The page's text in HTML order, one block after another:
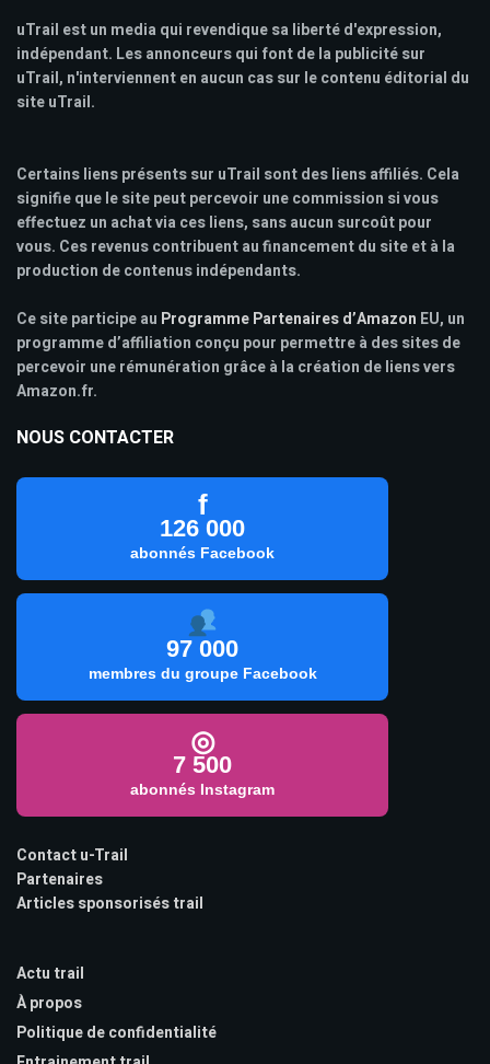
uTrail est un media qui revendique sa liberté d'expression,
indépendant. Les annonceurs qui font de la publicité sur
uTrail, n'interviennent en aucun cas sur le contenu éditorial du
site uTrail.
Certains liens présents sur uTrail sont des liens affiliés. Cela
signifie que le site peut percevoir une commission si vous
effectuez un achat via ces liens, sans aucun surcoût pour
vous. Ces revenus contribuent au financement du site et à la
production de contenus indépendants.
Ce site participe au Programme Partenaires d’Amazon EU, un
programme d’affiliation conçu pour permettre à des sites de
percevoir une rémunération grâce à la création de liens vers
Amazon.fr.
NOUS CONTACTER
f
126 000
abonnés Facebook
97 000
membres du groupe Facebook
◎
7 500
abonnés Instagram
Contact u-Trail
Partenaires
Articles sponsorisés trail
Actu trail
À propos
Politique de confidentialité